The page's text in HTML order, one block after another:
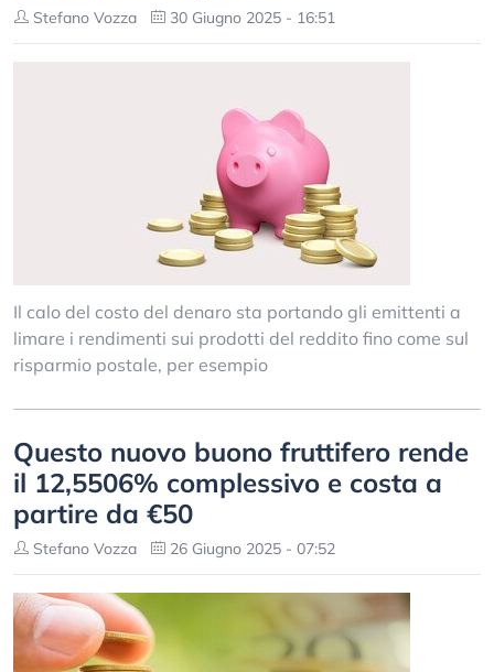
Stefano Vozza 30 Giugno 2025 - 16:51
Il calo del costo del denaro sta portando gli emittenti a
limare i rendimenti sui prodotti del reddito fino come sul
risparmio postale, per esempio
Questo nuovo buono fruttifero rende
il 12,5506% complessivo e costa a
partire da €50
Stefano Vozza 26 Giugno 2025 - 07:52